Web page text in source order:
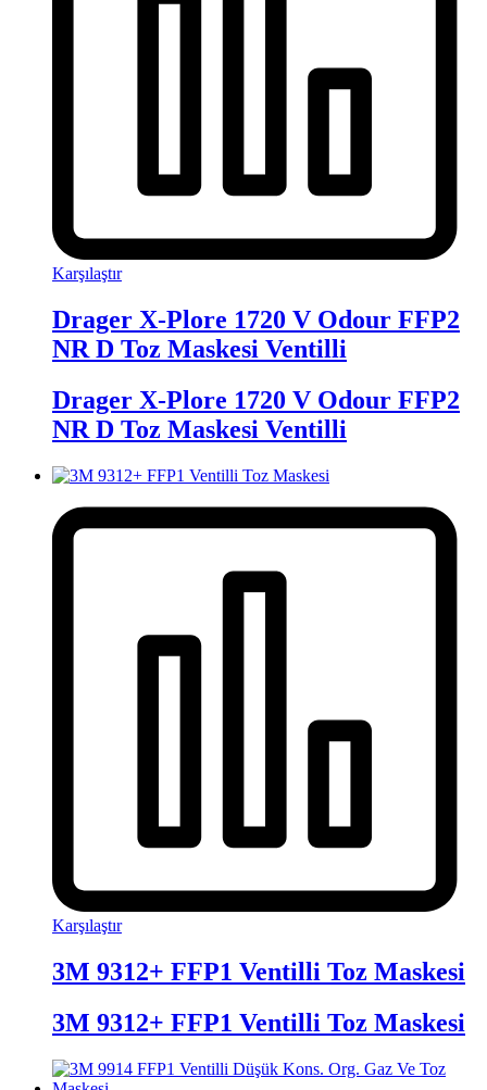
Karşılaştır
Drager X-Plore 1720 V Odour FFP2
NR D Toz Maskesi Ventilli
Drager X-Plore 1720 V Odour FFP2
NR D Toz Maskesi Ventilli
Karşılaştır
3M 9312+ FFP1 Ventilli Toz Maskesi
3M 9312+ FFP1 Ventilli Toz Maskesi